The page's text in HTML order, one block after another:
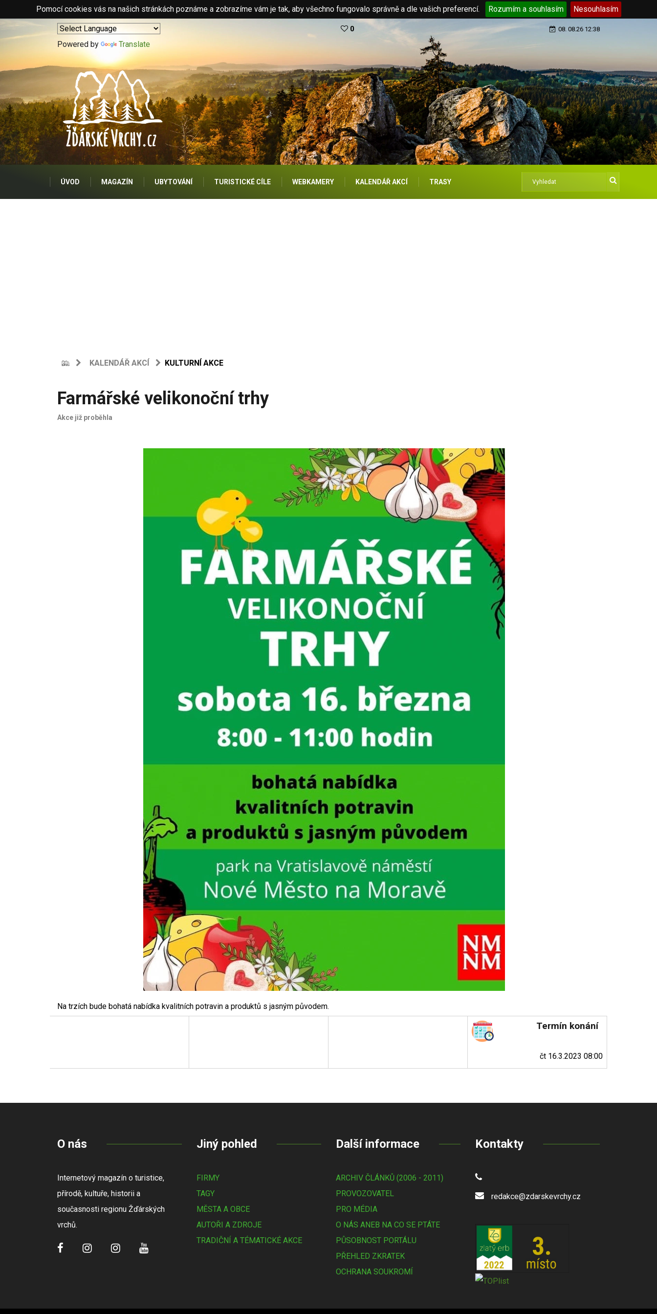
Pomocí cookies vás na našich stránkách poznáme a zobrazíme vám je tak, aby všechno fungovalo správně a dle vašich preferencí. Rozumím a souhlasím Nesouhlasím
Powered by Translate
0 08. 08.26 12:38
ÚVOD MAGAZÍN UBYTOVÁNÍ TURISTICKÉ CÍLE WEBKAMERY KALENDÁŘ AKCÍ TRASY
KALENDÁŘ AKCÍ KULTURNÍ AKCE
Farmářské velikonoční trhy
Akce již proběhla
Na trzích bude bohatá nabídka kvalitních potravin a produktů s jasným původem.
Termín konání
čt 16.3.2023 08:00
O nás
Internetový magazín o turistice,
přírodě, kultuře, historii a
současnosti regionu Žďárských
vrchů.
Jiný pohled
FIRMY
TAGY
MĚSTA A OBCE
AUTOŘI A ZDROJE
TRADIČNÍ A TÉMATICKÉ AKCE
Další informace
ARCHIV ČLÁNKŮ (2006 - 2011)
PROVOZOVATEL
PRO MÉDIA
O NÁS ANEB NA CO SE PTÁTE
PŮSOBNOST PORTÁLU
PŘEHLED ZKRATEK
OCHRANA SOUKROMÍ
Kontakty
redakce@zdarskevrchy.cz